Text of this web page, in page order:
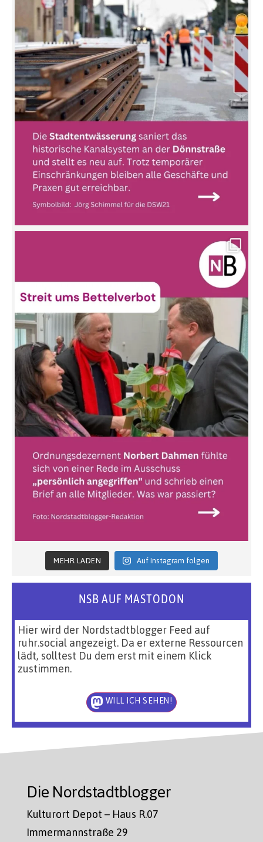
MEHR LADEN Auf Instagram folgen
NSB AUF MASTODON
Hier wird der Nordstadtblogger Feed auf
ruhr.social angezeigt. Da er externe Ressourcen
lädt, solltest Du dem erst mit einem Klick
zustimmen.
WILL ICH SEHEN!
Die Nordstadtblogger
Kulturort Depot – Haus R.07
Immermannstraße 29